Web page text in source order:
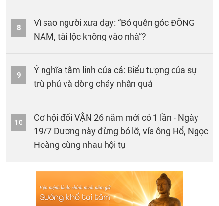
8
Vì sao người xưa dạy: “Bỏ quên góc ĐÔNG
NAM, tài lộc không vào nhà”?
9
Ý nghĩa tâm linh của cá: Biểu tượng của sự
trù phú và dòng chảy nhân quả
10
Cơ hội đổi VẬN 26 năm mới có 1 lần - Ngày
19/7 Dương này đừng bỏ lỡ, vía ông Hổ, Ngọc
Hoàng cùng nhau hội tụ